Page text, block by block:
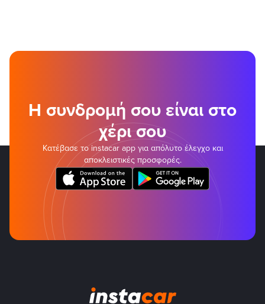
Η συνδρομή σου είναι στο
χέρι σου
Κατέβασε το instacar app για απόλυτο έλεγχο και
αποκλειστικές προσφορές.